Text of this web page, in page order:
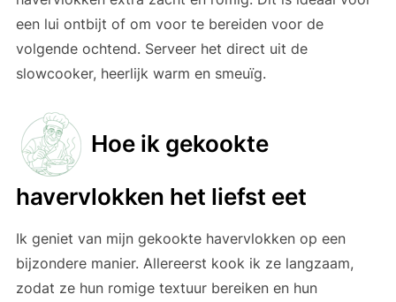
een lui ontbijt of om voor te bereiden voor de
volgende ochtend. Serveer het direct uit de
slowcooker, heerlijk warm en smeuïg.
Hoe ik gekookte
havervlokken het liefst eet
Ik geniet van mijn gekookte havervlokken op een
bijzondere manier. Allereerst kook ik ze langzaam,
zodat ze hun romige textuur bereiken en hun